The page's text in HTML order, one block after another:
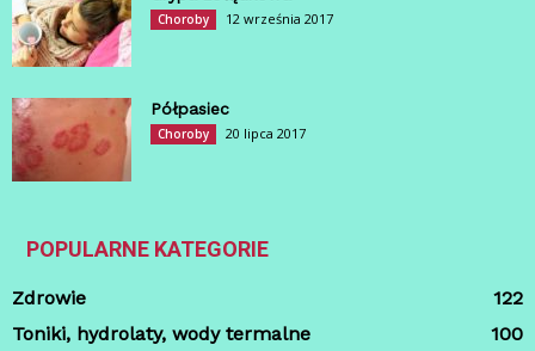
Choroby 12 września 2017
Półpasiec
Choroby 20 lipca 2017
POPULARNE KATEGORIE
Zdrowie
122
Toniki, hydrolaty, wody termalne
100